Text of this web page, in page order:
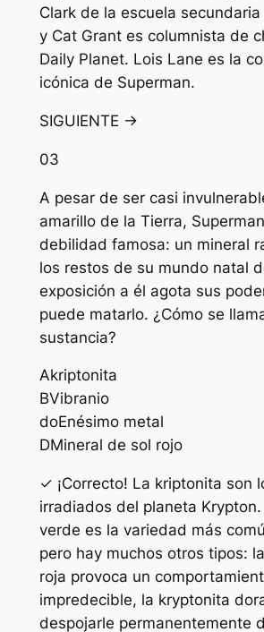
Clark de la escuela
y Cat Grant es columnista de
Daily Planet. Lois Lane es la
icónica de Superman.
SIGUIENTE →
03
A pesar de ser casi
amarillo de la Tierra,
debilidad famosa: un mineral
los restos de su mundo natal
exposición a él agota sus
puede matarlo. ¿Cómo se
sustancia?
Akriptonita
BVibranio
doEnésimo metal
DMineral de sol rojo
✓ ¡Correcto! La kriptonita son
irradiados del planeta
verde es la variedad más
pero hay muchos otros tipos:
roja provoca un
impredecible, la kryptonita
despojarle permanentemente